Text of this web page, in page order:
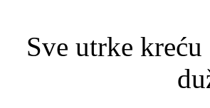
Sve utrke